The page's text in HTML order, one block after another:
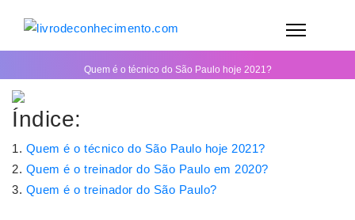
Quem é o técnico do São Paulo hoje 2021?
Índice:
Quem é o técnico do São Paulo hoje 2021?
Quem é o treinador do São Paulo em 2020?
Quem é o treinador do São Paulo?